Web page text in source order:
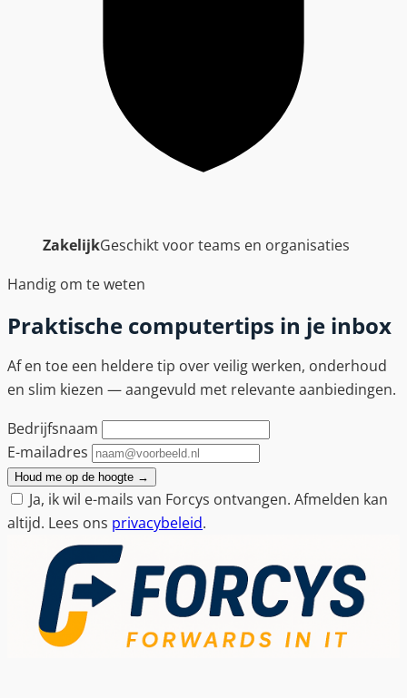
ZakelijkGeschikt voor teams en organisaties
Handig om te weten
Praktische computertips in je inbox
Af en toe een heldere tip over veilig werken, onderhoud
en slim kiezen — aangevuld met relevante aanbiedingen.
Bedrijfsnaam
E-mailadres
Houd me op de hoogte →
Ja, ik wil e-mails van Forcys ontvangen. Afmelden kan
altijd. Lees ons privacybeleid.